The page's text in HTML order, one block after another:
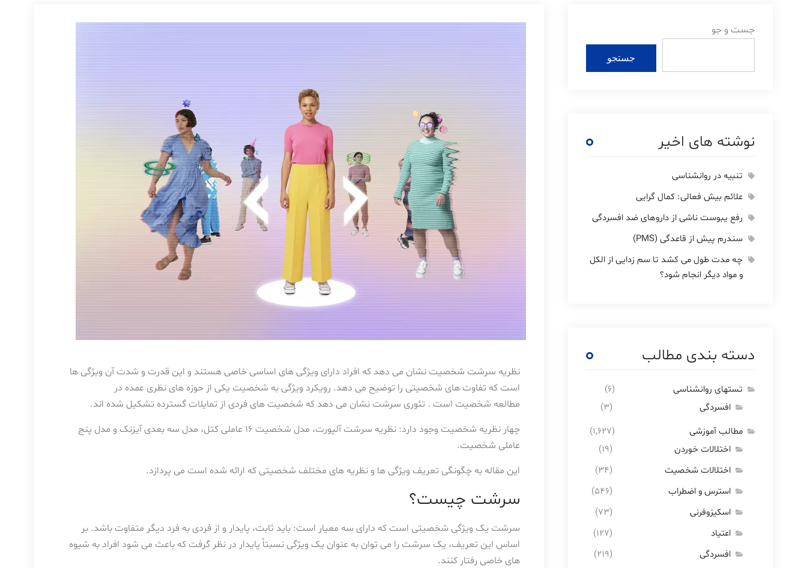
نظریه سرشت شخصیت نشان می دهد که افراد دارای ویژگی های اساسی خاصی هستند و این قدرت و شدت آن ویژگی ها
است که تفاوت های شخصیتی را توضیح می دهد. رویکرد ویژگی به شخصیت یکی از حوزه های نظری عمده در
مطالعه شخصیت است . تئوری سرشت نشان می دهد که شخصیت های فردی از تمایلات گسترده تشکیل شده اند.
چهار نظریه شخصیت وجود دارد: نظریه سرشت آلپورت، مدل شخصیت ۱۶ عاملی کتل، مدل سه بعدی آیزنک و مدل پنج
عاملی شخصیت.
این مقاله به چگونگی تعریف ویژگی ها و نظریه های مختلف شخصیتی که ارائه شده است می پردازد.
سرشت چیست؟
سرشت یک ویژگی شخصیتی است که دارای سه معیار است: باید ثابت، پایدار و از فردی به فرد دیگر متفاوت باشد. بر
اساس این تعریف، یک سرشت را می توان به عنوان یک ویژگی نسبتاً پایدار در نظر گرفت که باعث می شود افراد به شیوه
های خاصی رفتار کنند.
جست و جو
جستجو
نوشته های اخیر
تنبیه در روانشناسی
علائم بیش فعالی: کمال گرایی
رفع یبوست ناشی از داروهای ضد افسردگی
سندرم پیش از قاعدگی (PMS)
چه مدت طول می کشد تا سم زدایی از الکل
و مواد دیگر انجام شود؟
دسته بندی مطالب
تستهای روانشناسی
(۶)
افسردگی
(۳)
مطالب آموزشی
(۱,۶۲۷)
اختلالات خوردن
(۱۹)
اختلالات شخصیت
(۳۴)
استرس و اضطراب
(۵۴۶)
اسکیزوفرنی
(۷۳)
اعتیاد
(۱۲۷)
افسردگی
(۲۱۹)